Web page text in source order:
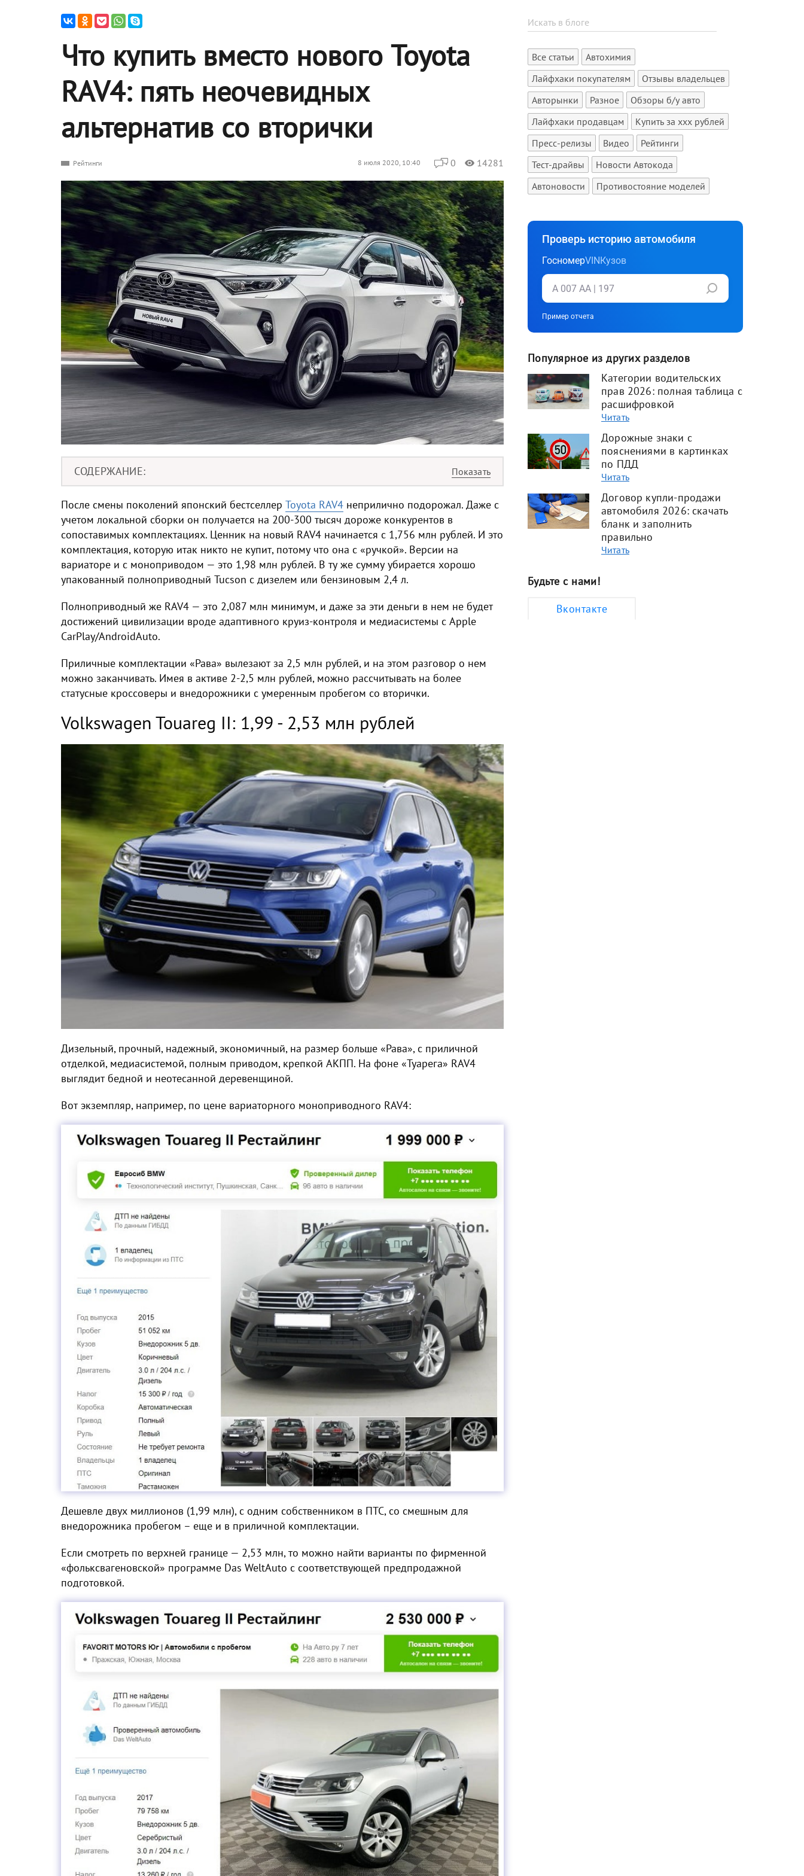
Что купить вместо нового Toyota
RAV4: пять неочевидных
альтернатив со вторички
Рейтинги 8 июля 2020, 10:40 0 14281
СОДЕРЖАНИЕ
После смены поколений японский бестселлер Toyota RAV4 неприлично подорожал. Даже с
учетом локальной сборки он получается на 200-300 тысяч дороже конкурентов в
сопоставимых комплектациях. Ценник на новый RAV4 начинается с 1,756 млн рублей. И это
комплектация, которую итак никто не купит, потому что она с «ручкой». Версии на
вариаторе и с моноприводом — это 1,98 млн рублей. В ту же сумму убирается хорошо
упакованный полноприводный Tucson с дизелем или бензиновым 2,4 л.
Полноприводный же RAV4 — это 2,087 млн минимум, и даже за эти деньги в нем не будет
достижений цивилизации вроде адаптивного круиз-контроля и медиасистемы с Apple
CarPlay/AndroidAuto.
Приличные комплектации «Рава» вылезают за 2,5 млн рублей, и на этом разговор о нем
можно заканчивать. Имея в активе 2-2,5 млн рублей, можно рассчитывать на более
статусные кроссоверы и внедорожники с умеренным пробегом со вторички.
Volkswagen Touareg II: 1,99 - 2,53 млн рублей
Дизельный, прочный, надежный, экономичный, на размер больше «Рава», с приличной
отделкой, медиасистемой, полным приводом, крепкой АКПП. На фоне «Туарега» RAV4
выглядит бедной и неотесанной деревенщиной.
Вот экземпляр, например, по цене вариаторного моноприводного RAV4:
Дешевле двух миллионов (1,99 млн), с одним собственником в ПТС, со смешным для
внедорожника пробегом – еще и в приличной комплектации.
Если смотреть по верхней границе — 2,53 млн, то можно найти варианты по фирменной
«фольксвагеновской» программе Das WeltAuto с соответствующей предпродажной
подготовкой.
Все статьи
Автохимия
Лайфхаки покупателям
Отзывы владельцев
Авторынки
Разное
Обзоры б/у авто
Лайфхаки продавцам
Купить за xxx рублей
Пресс-релизы
Видео
Рейтинги
Тест-драйвы
Новости Автокода
Автоновости
Противостояние моделей
Проверь историю автомобиля
ГосномерVINКузов
Пример отчета
Популярное из других разделов
Категории водительских
прав 2026: полная таблица с
расшифровкой
Читать
Дорожные знаки с
пояснениями в картинках
по ПДД
Читать
Договор купли-продажи
автомобиля 2026: скачать
бланк и заполнить
правильно
Читать
Будьте с нами!
Вконтакте